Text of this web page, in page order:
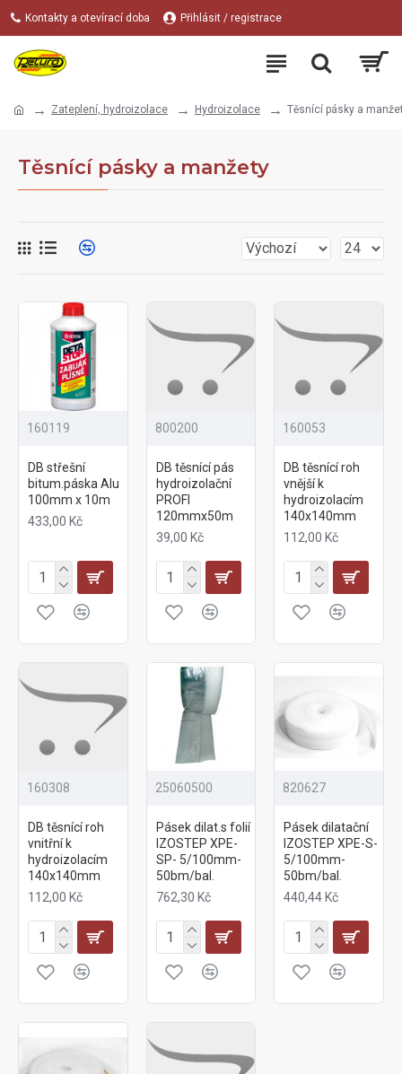
Kontakty a otevírací doba Přihlásit / registrace
Zateplení, hydroizolace Hydroizolace Těsnící pásky a
Těsnící pásky a manžety
160119
DB střešní
bitum.páska Alu
100mm x 10m
433,00 Kč
800200
DB těsnící pás
hydroizolační
PROFI
120mmx50m
39,00 Kč
160053
DB těsnící roh
vnější k
hydroizolacím
140x140mm
112,00 Kč
160308
DB těsnící roh
vnitřní k
hydroizolacím
140x140mm
112,00 Kč
25060500
Pásek dilat.s folií
IZOSTEP XPE-
SP- 5/100mm-
50bm/bal.
762,30 Kč
820627
Pásek dilatační
IZOSTEP XPE-S-
5/100mm-
50bm/bal.
440,44 Kč